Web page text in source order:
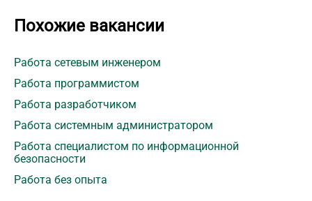
Похожие вакансии
Работа сетевым инженером
Работа программистом
Работа разработчиком
Работа системным администратором
Работа специалистом по информационной
безопасности
Работа без опыта